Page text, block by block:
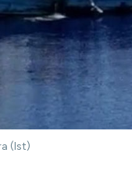
(Ist)